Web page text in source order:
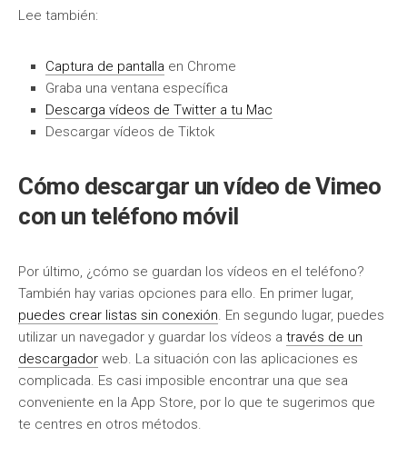
Lee también:
Captura de pantalla en Chrome
Graba una ventana específica
Descarga vídeos de Twitter a tu Mac
Descargar vídeos de Tiktok
Cómo descargar un vídeo de Vimeo
con un teléfono móvil
Por último, ¿cómo se guardan los vídeos en el teléfono?
También hay varias opciones para ello. En primer lugar,
puedes crear listas sin conexión. En segundo lugar, puedes
utilizar un navegador y guardar los vídeos a través de un
descargador web. La situación con las aplicaciones es
complicada. Es casi imposible encontrar una que sea
conveniente en la App Store, por lo que te sugerimos que
te centres en otros métodos.